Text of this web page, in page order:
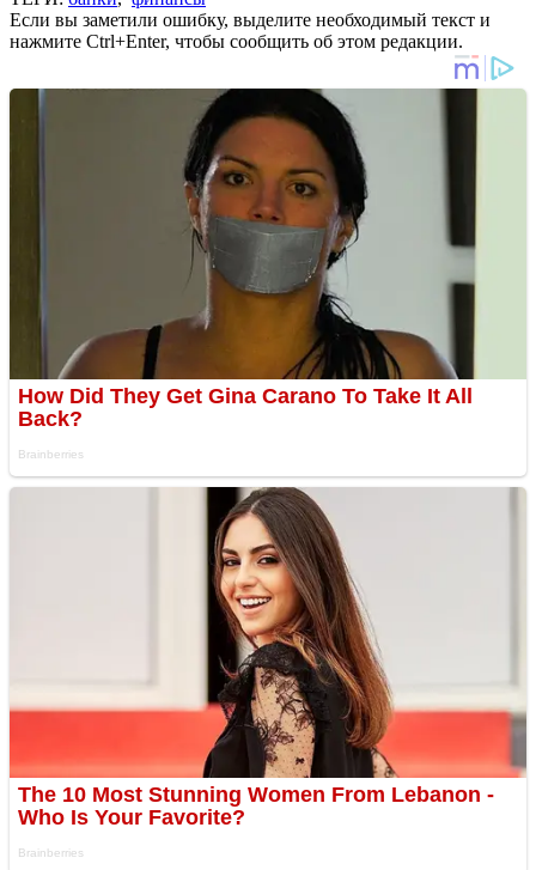
Если вы заметили ошибку, выделите необходимый текст и
нажмите Ctrl+Enter, чтобы сообщить об этом редакции.